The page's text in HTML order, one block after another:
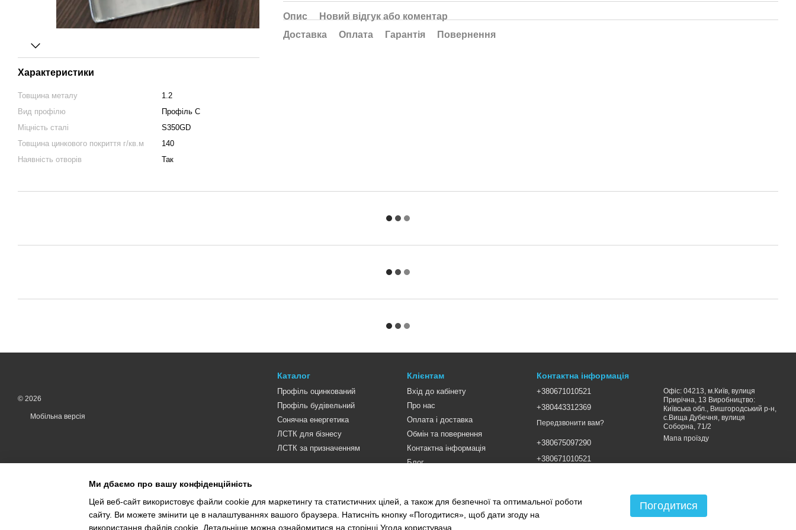
Характеристики
Товщина металу
1.2
Вид профілю
Профіль C
Міцність сталі
S350GD
Товщина цинкового покриття г/кв.м
140
Наявність отворів
Так
Опис
Новий відгук або коментар
Доставка
Оплата Гарантія Повернення
© 2026
Мобільна версія
Каталог
Профіль оцинкований
Профіль будівельний
Сонячна енергетика
ЛСТК для бізнесу
ЛСТК за призначенням
Клієнтам
Вхід до кабінету
Про нас
Оплата і доставка
Обмін та повернення
Контактна інформація
Блог
Контактна інформація
+380671010521
+380443312369
Передзвонити вам?
+380675097290
+380671010521
Офіс: 04213, м.Київ, вулиця
Прирічна, 13 Виробництво:
Київська обл., Вишгородський р-н,
с.Вища Дубечня, вулиця
Соборна, 71/2
Мапа проїзду
Ми дбаємо про вашу конфіденційність
Цей веб-сайт використовує файли cookie для маркетингу та статистичних цілей, а також для безпечної та оптимальної роботи
сайту. Ви можете змінити це в налаштуваннях вашого браузера. Натисніть кнопку «Погодитися», щоб дати згоду на
використання файлів cookie. Детальніше можна ознайомитися на сторінці Угода користувача
Погодитися